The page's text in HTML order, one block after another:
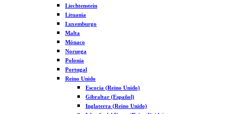
Liechtenstein
Lituania
Luxemburgo
Malta
Mónaco
Noruega
Polonia
Portugal
Reino Unido
Escocia (Reino Unido)
Gibraltar (Español)
Inglaterra (Reino Unido)